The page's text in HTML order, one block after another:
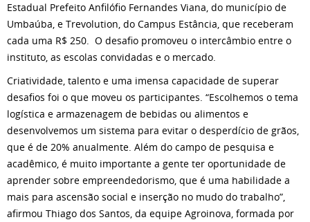
Estadual Prefeito Anfilófio Fernandes Viana, do município de
Umbaúba, e Trevolution, do Campus Estância, que receberam
cada uma R$ 250. O desafio promoveu o intercâmbio entre o
instituto, as escolas convidadas e o mercado.
Criatividade, talento e uma imensa capacidade de superar
desafios foi o que moveu os participantes. “Escolhemos o tema
logística e armazenagem de bebidas ou alimentos e
desenvolvemos um sistema para evitar o desperdício de grãos,
que é de 20% anualmente. Além do campo de pesquisa e
acadêmico, é muito importante a gente ter oportunidade de
aprender sobre empreendedorismo, que é uma habilidade a
mais para ascensão social e inserção no mudo do trabalho”,
afirmou Thiago dos Santos, da equipe Agroinova, formada por